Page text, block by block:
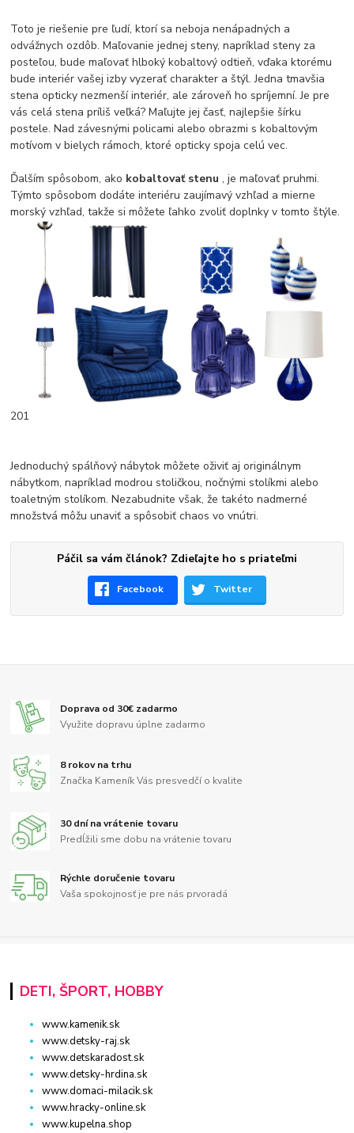
Toto je riešenie pre ľudí, ktorí sa neboja nenápadných a
odvážnych ozdôb. Maľovanie jednej steny, napríklad steny za
posteľou, bude maľovať hlboký kobaltový odtieň, vďaka ktorému
bude interiér vašej izby vyzerať charakter a štýl. Jedna tmavšia
stena opticky nezmenší interiér, ale zároveň ho spríjemní. Je pre
vás celá stena príliš veľká? Maľujte jej časť, najlepšie šírku
postele. Nad závesnými policami alebo obrazmi s kobaltovým
motívom v bielych rámoch, ktoré opticky spoja celú vec.
Ďalším spôsobom, ako kobaltovať stenu, je maľovať pruhmi.
Týmto spôsobom dodáte interiéru zaujímavý vzhľad a mierne
morský vzhľad, takže si môžete ľahko zvoliť doplnky v tomto štýle.
201
Jednoduchý spálňový nábytok môžete oživiť aj originálnym
nábytkom, napríklad modrou stoličkou, nočnými stolíkmi alebo
toaletným stolíkom. Nezabudnite však, že takéto nadmerné
množstvá môžu unaviť a spôsobiť chaos vo vnútri.
Páčil sa vám článok? Zdieľajte ho s priateľmi
Facebook Twitter
Doprava od 30€ zadarmo
Využite dopravu úplne zadarmo
8 rokov na trhu
Značka Kameník Vás presvedčí o kvalite
30 dní na vrátenie tovaru
Predĺžili sme dobu na vrátenie tovaru
Rýchle doručenie tovaru
Vaša spokojnosť je pre nás prvoradá
DETI, ŠPORT, HOBBY
www.kamenik.sk
www.detsky-raj.sk
www.detskaradost.sk
www.detsky-hrdina.sk
www.domaci-milacik.sk
www.hracky-online.sk
www.kupelna.shop